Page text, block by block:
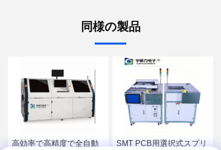
同様の製品
で全自動
SMT PCB用選択式スプリ
二重電磁ポンプ